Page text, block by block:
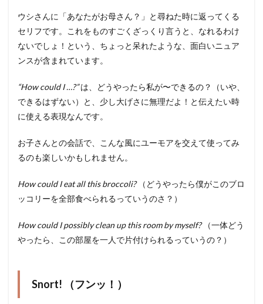
ウシさんに「あなたがお母さん？」と尋ねた時に返ってくる
セリフです。これをものすごくざっくり言うと、なれるわけ
ないでしょ！という、ちょっと呆れたような、面白いニュア
ンスが含まれています。
“How could I …?”は、どうやったら私が〜できるの？（いや、
できるはずない）と、少し大げさに無理だよ！と伝えたい時
に使える表現なんです。
お子さんとの会話で、こんな風にユーモアを交えて使ってみ
るのも楽しいかもしれません。
How could I eat all this broccoli?（どうやったら僕がこのブロ
ッコリーを全部食べられるっていうのさ？）
How could I possibly clean up this room by myself?（一体どう
やったら、この部屋を一人で片付けられるっていうの？）
Snort! （フンッ！）